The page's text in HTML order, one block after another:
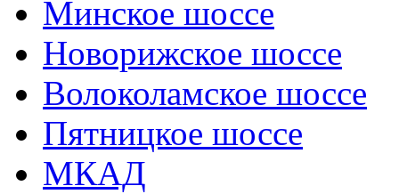
Минское шоссе
Новорижское шоссе
Волоколамское шоссе
Пятницкое шоссе
МКАД